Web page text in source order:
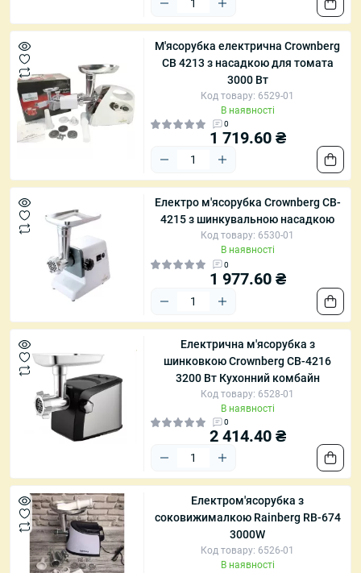
М'ясорубка електрична Crownberg
CB 4213 з насадкою для томата
3000 Вт
Код товару: 6529-01
В наявності
0
1 719.60 ₴
Електро м'ясорубка Crownberg CB-
4215 з шинкувальною насадкою
Код товару: 6530-01
В наявності
0
1 977.60 ₴
Електрична м'ясорубка з
шинковкою Crownberg CB-4216
3200 Вт Кухонний комбайн
Код товару: 6528-01
В наявності
0
2 414.40 ₴
Електром'ясорубка з
соковижималкою Rainberg RB-674
3000W
Код товару: 6526-01
В наявності